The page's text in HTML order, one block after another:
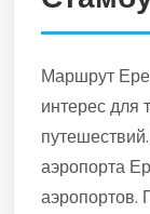
Маршрут
интерес для
аэропорта
аэропортов.